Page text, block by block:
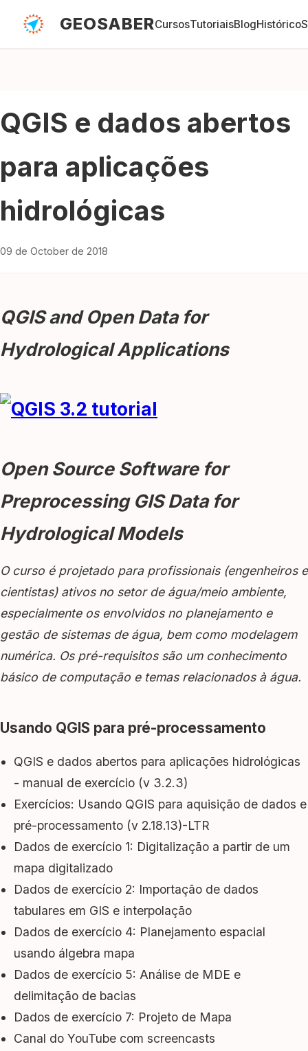
GEOSABERCursosTutoriaisBlogHistórico
QGIS e dados abertos
para aplicações
hidrológicas
09 de October de 2018
QGIS and Open Data for
Hydrological Applications
Open Source Software for
Preprocessing GIS Data for
Hydrological Models
O curso é projetado para profissionais (engenheiros e
cientistas) ativos no setor de água/meio ambiente,
especialmente os envolvidos no planejamento e
gestão de sistemas de água, bem como modelagem
numérica. Os pré-requisitos são um conhecimento
básico de computação e temas relacionados à água.
Usando QGIS para pré-processamento
QGIS e dados abertos para aplicações hidrológicas
- manual de exercício (v 3.2.3)
Exercícios: Usando QGIS para aquisição de dados e
pré-processamento (v 2.18.13)-LTR
Dados de exercício 1: Digitalização a partir de um
mapa digitalizado
Dados de exercício 2: Importação de dados
tabulares em GIS e interpolação
Dados de exercício 4: Planejamento espacial
usando álgebra mapa
Dados de exercício 5: Análise de MDE e
delimitação de bacias
Dados de exercício 7: Projeto de Mapa
Canal do YouTube com screencasts